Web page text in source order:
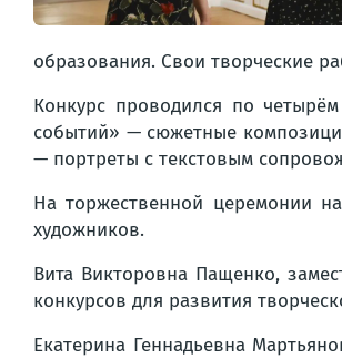
образования. Свои творческие
Конкурс проводился по
событий» — сюжетные
— портреты с текстовым
На торжественной церемонии
художников.
Вита Викторовна Пащенко,
конкурсов для развития
Екатерина Геннадьевна